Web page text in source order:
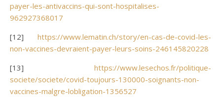
payer-les-antivaccins-qui-sont-hospitalises-
962927368017
[12] https://www.lematin.ch/story/en-cas-de-covid-les-
non-vaccines-devraient-payer-leurs-soins-246145820228
[13] https://www.lesechos.fr/politique-
societe/societe/covid-toujours-130000-soignants-non-
vaccines-malgre-lobligation-1356527